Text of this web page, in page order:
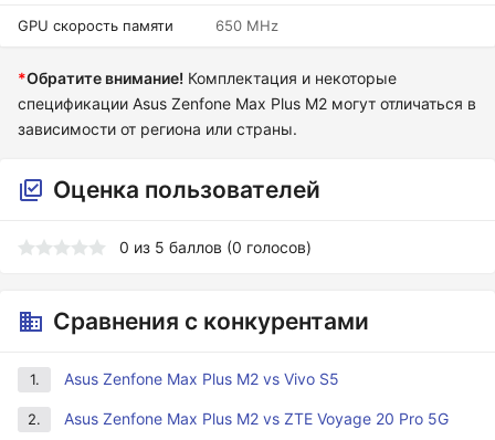
GPU скорость памяти 650 MHz
*Обратите внимание! Комплектация и некоторые
спецификации Asus Zenfone Max Plus M2 могут отличаться в
зависимости от региона или страны.
Оценка пользователей
0 из 5 баллов (0 голосов)
Сравнения с конкурентами
1. Asus Zenfone Max Plus M2 vs Vivo S5
2. Asus Zenfone Max Plus M2 vs ZTE Voyage 20 Pro 5G